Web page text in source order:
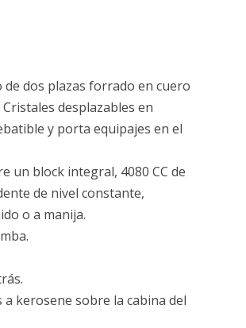
de dos plazas forrado en cuero
desplazables en
y porta equipajes en el
un block integral, 4080 CC de
de nivel constante,
o a manija.
kerosene sobre la cabina del